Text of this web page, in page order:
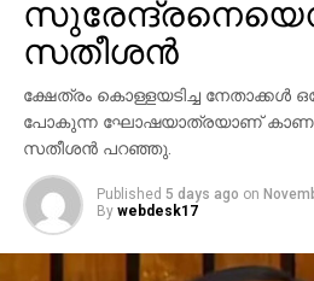
കൃത്യവും സമയനിയമനമുള്ള
മമ്മൂട്ടിയാണെന്നും, ചെറിയ
അഭിമുഖത്തില്‍ പറഞ്ഞു.
ഓഫീസില്‍ വലിയ വിജയം
ചിത്രത്തിന്റെ ലൊക്കേഷന്‍
സംഭവത്തിന് പ്രത്യേക
സതീശന്‍
ക്ഷേത്രം കൊള്ളയടിച്ച നേതാക്കള്‍
പോകുന്ന ഘോഷയാത്രയാണ്
സതീശന്‍ പറഞ്ഞു.
Published 5 days ago on
By webdesk17